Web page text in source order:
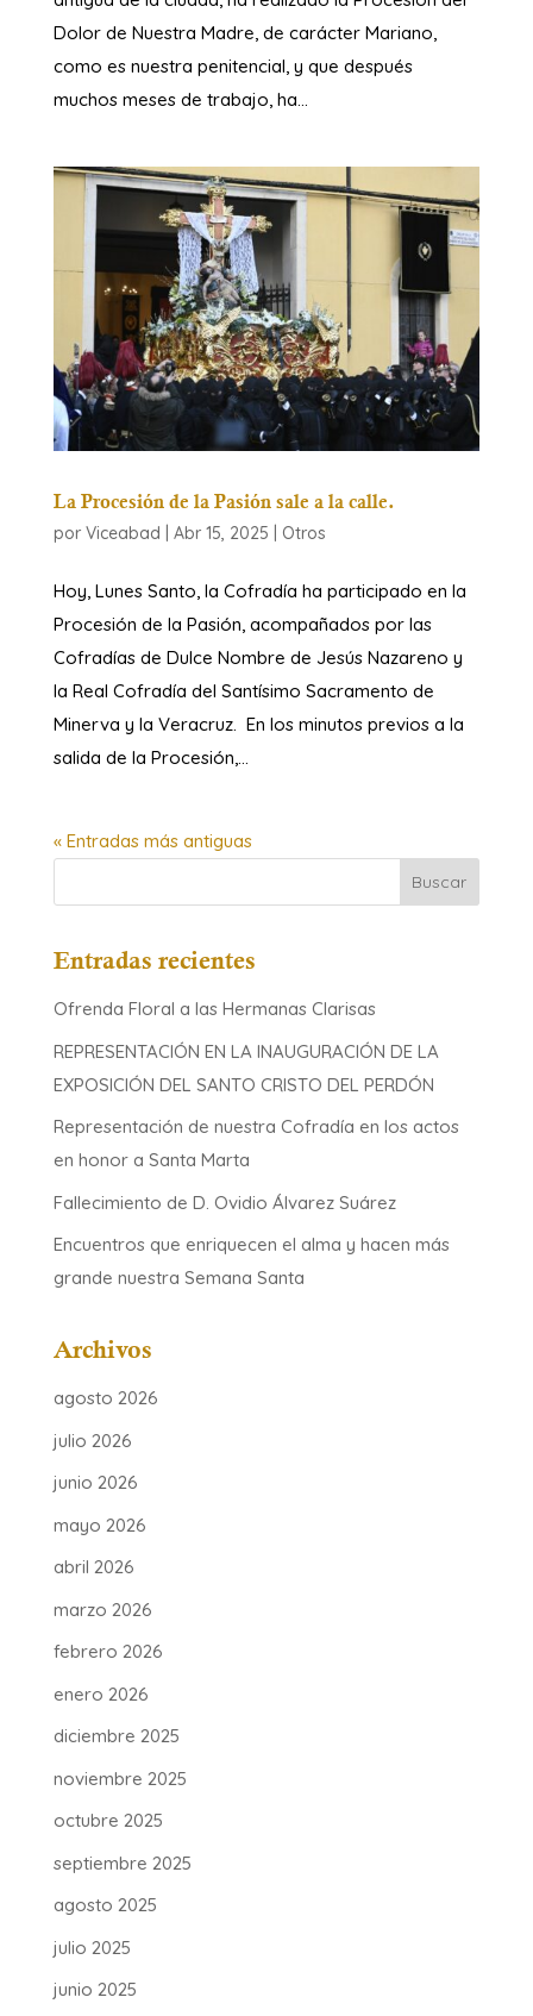
Dolor de Nuestra Madre, de carácter Mariano,
como es nuestra penitencial, y que después
muchos meses de trabajo, ha...
La Procesión de la Pasión sale a la calle.
por Viceabad Abr 15, 2025 Otros
Hoy, Lunes Santo, la Cofradía ha participado en la
Procesión de la Pasión, acompañados por las
Cofradías de Dulce Nombre de Jesús Nazareno y
la Real Cofradía del Santísimo Sacramento de
Minerva y la Veracruz. En los minutos previos a la
salida de la Procesión,...
« Entradas más antiguas
Entradas recientes
Ofrenda Floral a las Hermanas Clarisas
REPRESENTACIÓN EN LA INAUGURACIÓN DE LA
EXPOSICIÓN DEL SANTO CRISTO DEL PERDÓN
Representación de nuestra Cofradía en los actos
en honor a Santa Marta
Fallecimiento de D. Ovidio Álvarez Suárez
Encuentros que enriquecen el alma y hacen más
grande nuestra Semana Santa
Archivos
agosto 2026
julio 2026
junio 2026
mayo 2026
abril 2026
marzo 2026
febrero 2026
enero 2026
diciembre 2025
noviembre 2025
octubre 2025
septiembre 2025
agosto 2025
julio 2025
junio 2025